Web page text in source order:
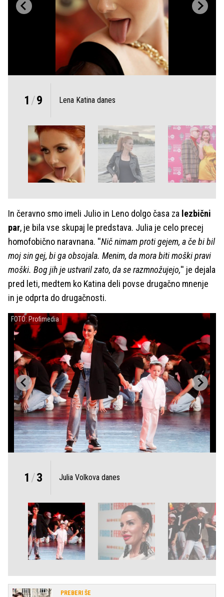
1 /9 Lena Katina danes
In čeravno smo imeli Julio in Leno dolgo časa za lezbični
par, je bila vse skupaj le predstava. Julia je celo precej
homofobično naravnana. ''Nič nimam proti gejem, a če bi bil
moj sin gej, bi ga obsojala. Menim, da mora biti moški pravi
moški. Bog jih je ustvaril zato, da se razmnožujejo,'' je dejala
pred leti, medtem ko Katina deli povse drugačno mnenje
in je odprta do drugačnosti.
FOTO: Profimedia
1 /3 Julia Volkova danes
PREBERI ŠE